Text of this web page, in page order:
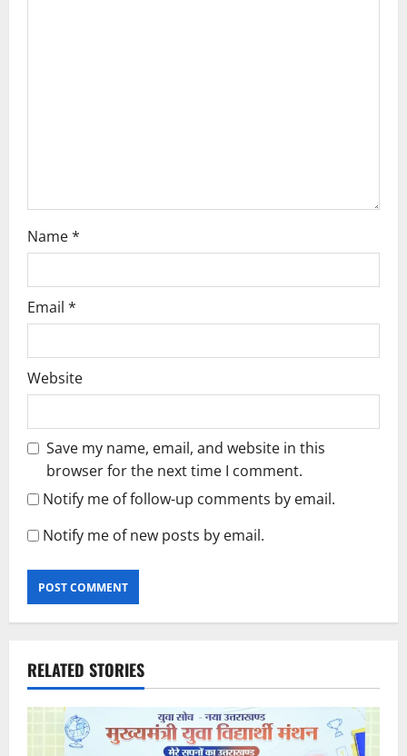
Name*
Email *
Website
Save my name, email, and website in this
browser for the next time I comment.
Notify me of follow-up comments by email.
Notify me of new posts by email.
RELATED STORIES